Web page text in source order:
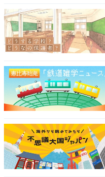
うのたき）」は、千葉で
す。高さ10m・幅8mで、
2つに分かれて向かって右
分岐します。
滝壺の底が透けて見える
立った岩肌、深緑の木々
さです。夏は水量が増し
てくれます。
アクセスは「四方木ふれ
9:00〜17:00はトイレ開放